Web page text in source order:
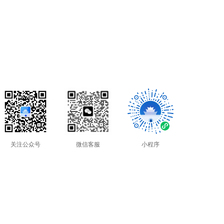
关注公众号 微信客服 小程序